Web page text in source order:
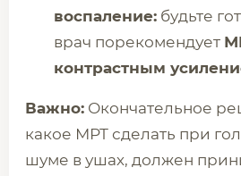
воспаление: будьте
врач порекомендует
контрастным
Важно: Окончательное
какое МРТ сделать при
шуме в ушах, должен